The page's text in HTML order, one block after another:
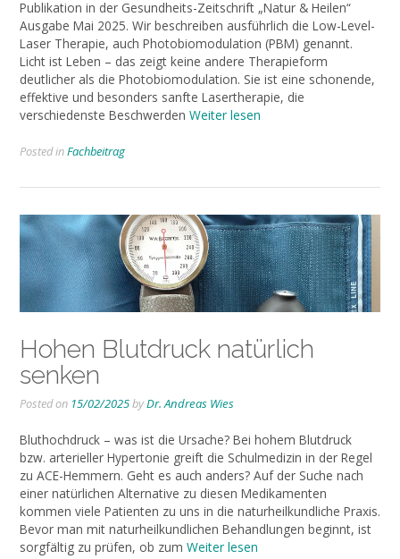
Publikation in der Gesundheits-Zeitschrift „Natur & Heilen“
Ausgabe Mai 2025. Wir beschreiben ausführlich die Low-Level-
Laser Therapie, auch Photobiomodulation (PBM) genannt.
Licht ist Leben – das zeigt keine andere Therapieform
deutlicher als die Photobiomodulation. Sie ist eine schonende,
effektive und besonders sanfte Lasertherapie, die
verschiedenste Beschwerden Weiter lesen
Posted inFachbeitrag
Hohen Blutdruck natürlich
senken
Posted on 15/02/2025byDr. Andreas Wies
Bluthochdruck – was ist die Ursache? Bei hohem Blutdruck
bzw. arterieller Hypertonie greift die Schulmedizin in der Regel
zu ACE-Hemmern. Geht es auch anders? Auf der Suche nach
einer natürlichen Alternative zu diesen Medikamenten
kommen viele Patienten zu uns in die naturheilkundliche Praxis.
Bevor man mit naturheilkundlichen Behandlungen beginnt, ist
sorgfältig zu prüfen, ob zum Weiter lesen